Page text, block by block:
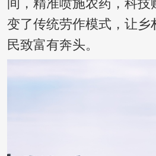
间，精准喷施农药，科
变了传统劳作模式，让乡
民致富有奔头。